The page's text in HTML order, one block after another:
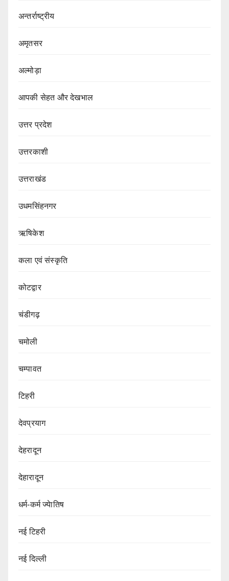
अन्तर्राष्ट्रीय
अमृतसर
अल्मोड़ा
आपकी सेहत और देखभाल
उत्तर प्रदेश
उत्तरकाशी
उत्तराखंड
उधमसिंहनगर
ऋषिकेश
कला एवं संस्कृति
कोटद्वार
चंडीगढ़
चमोली
चम्पावत
टिहरी
देवप्रयाग
देहरादून
देहारादून
धर्म-कर्म ज्येातिष
नई टिहरी
नई दिल्ली